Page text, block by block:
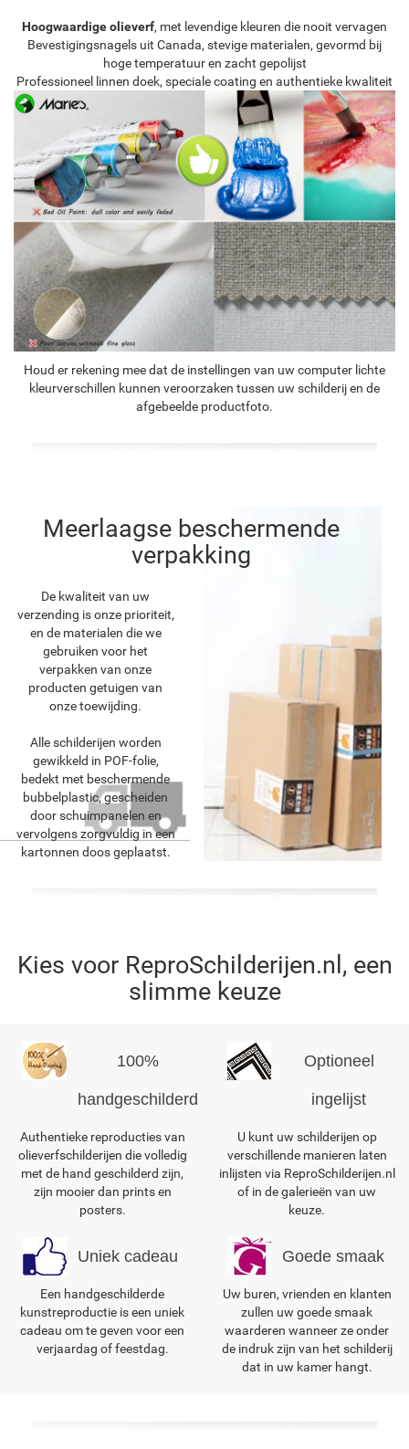
Hoogwaardige olieverf, met levendige kleuren die nooit vervagen
Bevestigingsnagels uit Canada, stevige materialen, gevormd bij
hoge temperatuur en zacht gepolijst
Professioneel linnen doek, speciale coating en authentieke kwaliteit
Houd er rekening mee dat de instellingen van uw computer lichte
kleurverschillen kunnen veroorzaken tussen uw schilderij en de
afgebeelde productfoto.
Meerlaagse beschermende
verpakking
De kwaliteit van uw
verzending is onze prioriteit,
en de materialen die we
gebruiken voor het
verpakken van onze
producten getuigen van
onze toewijding.
Alle schilderijen worden
gewikkeld in POF-folie,
bedekt met beschermende
bubbelplastic, gescheiden
door schuimpanelen en
vervolgens zorgvuldig in een
kartonnen doos geplaatst.
Kies voor ReproSchilderijen.nl, een
slimme keuze
100%
handgeschilderd
Authentieke reproducties van
olieverfschilderijen die volledig
met de hand geschilderd zijn,
zijn mooier dan prints en
posters.
Optioneel
ingelijst
U kunt uw schilderijen op
verschillende manieren laten
inlijsten via ReproSchilderijen.nl
of in de galerieën van uw
keuze.
Uniek cadeau
Een handgeschilderde
kunstreproductie is een uniek
cadeau om te geven voor een
verjaardag of feestdag.
Goede smaak
Uw buren, vrienden en klanten
zullen uw goede smaak
waarderen wanneer ze onder
de indruk zijn van het schilderij
dat in uw kamer hangt.